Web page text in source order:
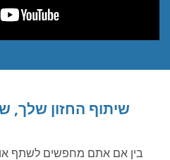
שיתוף החזון שלך,
בין אם אתם מחפשים לשתף או